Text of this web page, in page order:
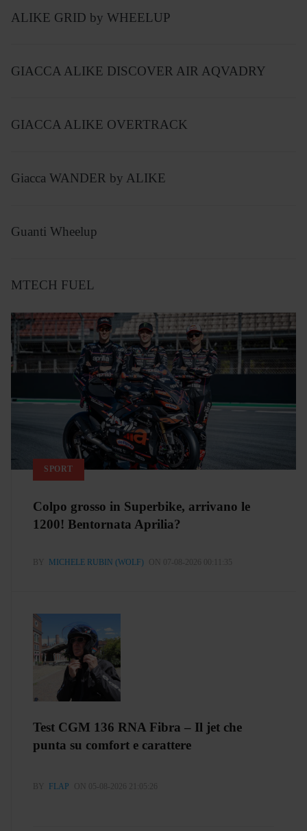
ALIKE GRID by WHEELUP
GIACCA ALIKE DISCOVER AIR AQVADRY
GIACCA ALIKE OVERTRACK
Giacca WANDER by ALIKE
Guanti Wheelup
MTECH FUEL
SPORT
Colpo grosso in Superbike, arrivano le
1200! Bentornata Aprilia?
BY MICHELE RUBIN (WOLF) ON 07-08-2026 00:11:35
Test CGM 136 RNA Fibra – Il jet che
punta su comfort e carattere
BY FLAP ON 05-08-2026 21:05:26